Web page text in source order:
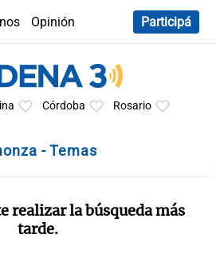
Opinión
Participá
Córdoba Rosario
- Temas
realizar la búsqueda más
tarde.